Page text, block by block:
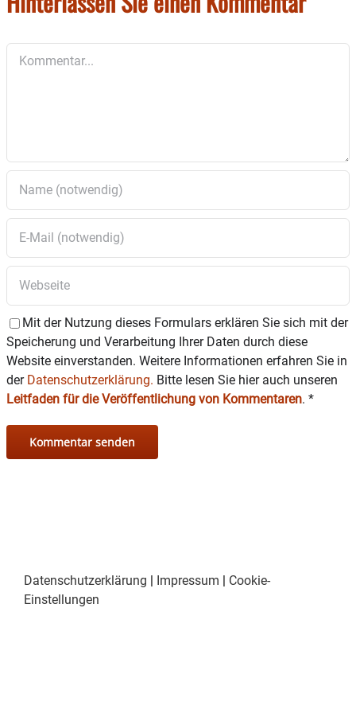
Mit der Nutzung dieses Formulars erklären Sie sich mit der
Speicherung und Verarbeitung Ihrer Daten durch diese
Website einverstanden. Weitere Informationen erfahren Sie in
der Datenschutzerklärung. Bitte lesen Sie hier auch unseren
Leitfaden für die Veröffentlichung von Kommentaren. *
Datenschutzerklärung | Impressum | Cookie-
Einstellungen